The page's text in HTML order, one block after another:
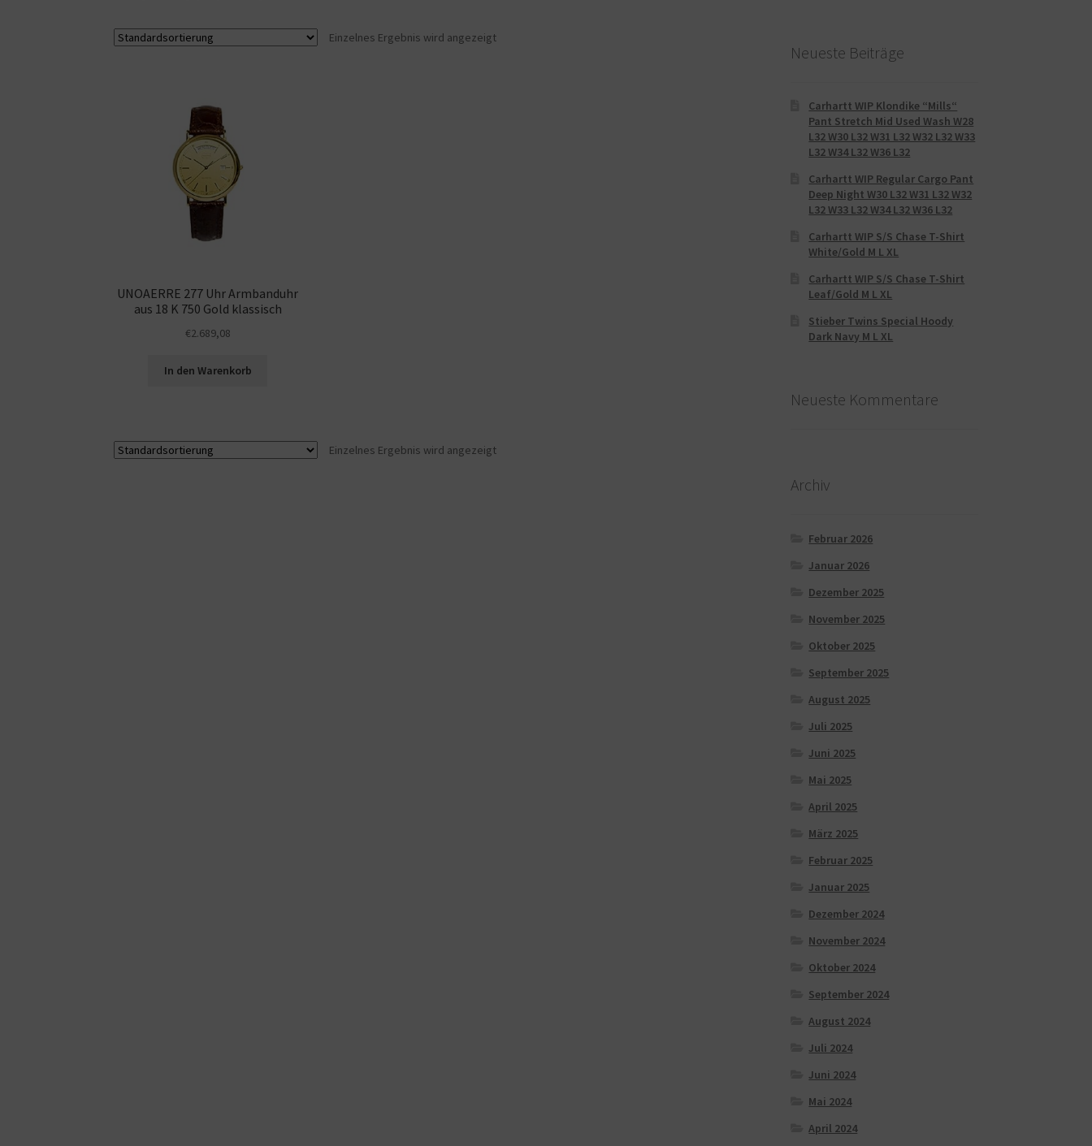
Einzelnes Ergebnis wird angezeigt
UNOAERRE 277 Uhr Armbanduhr
aus 18 K 750 Gold klassisch
€2.689,08
In den Warenkorb
Einzelnes Ergebnis wird angezeigt
Neueste Beiträge
Carhartt WIP Klondike “Mills“
Pant Stretch Mid Used Wash W28
L32 W30 L32 W31 L32 W32 L32 W33
L32 W34 L32 W36 L32
Carhartt WIP Regular Cargo Pant
Deep Night W30 L32 W31 L32 W32
L32 W33 L32 W34 L32 W36 L32
Carhartt WIP S/S Chase T-Shirt
White/Gold M L XL
Carhartt WIP S/S Chase T-Shirt
Leaf/Gold M L XL
Stieber Twins Special Hoody
Dark Navy M L XL
Neueste Kommentare
Archiv
Februar 2026
Januar 2026
Dezember 2025
November 2025
Oktober 2025
September 2025
August 2025
Juli 2025
Juni 2025
Mai 2025
April 2025
März 2025
Februar 2025
Januar 2025
Dezember 2024
November 2024
Oktober 2024
September 2024
August 2024
Juli 2024
Juni 2024
Mai 2024
April 2024